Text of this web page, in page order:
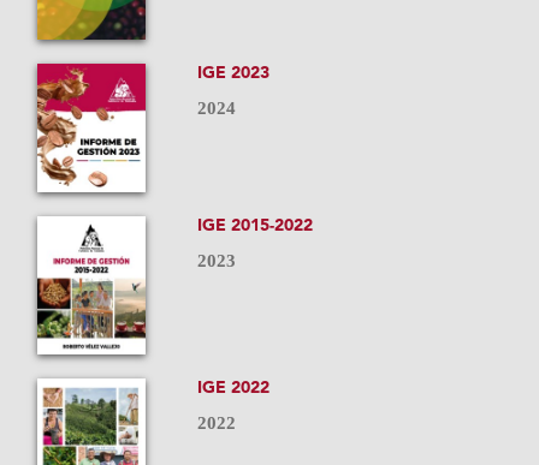
IGE 2023
2024
IGE 2015-2022
2023
IGE 2022
2022